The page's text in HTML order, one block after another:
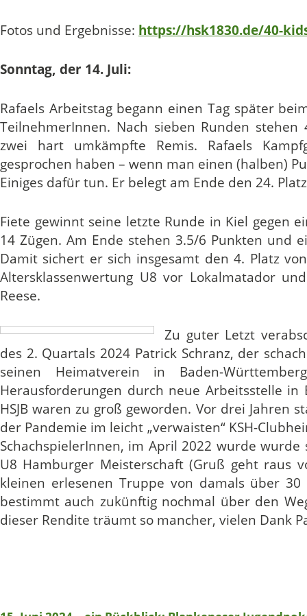
Fotos und Ergebnisse: https://hsk1830.de/40-
Sonntag, der 14. Juli:
Rafaels Arbeitstag begann einen Tag später
TeilnehmerInnen. Nach sieben Runden
zwei hart umkämpfte Remis. Rafaels
gesprochen haben – wenn man einen (halben)
Einiges dafür tun. Er belegt am Ende den 24.
Fiete gewinnt seine letzte Runde in Kiel gegen
14 Zügen. Am Ende stehen 3.5/6 Punkten und
Damit sichert er sich insgesamt den 4. Platz
Altersklassenwertung U8 vor Lokalmatador
Reese.
Zu guter Letzt
des 2. Quartals 2024 Patrick Schranz, der
seinen Heimatverein in Baden-
Herausforderungen durch neue Arbeitsstelle
HSJB waren zu groß geworden. Vor drei Jahren
der Pandemie im leicht „verwaisten“ KSH-
SchachspielerInnen, im April 2022 wurde
U8 Hamburger Meisterschaft (Gruß geht raus
kleinen erlesenen Truppe von damals über
bestimmt auch zukünftig nochmal über den
dieser Rendite träumt so mancher, vielen Dank